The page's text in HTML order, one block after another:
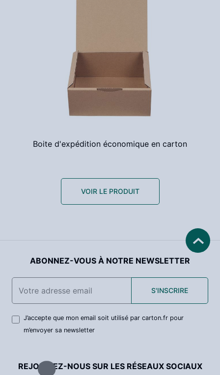
Boite d'expédition économique en carton
VOIR LE PRODUIT
ABONNEZ-VOUS À NOTRE NEWSLETTER
S'INSCRIRE
J’accepte que mon email soit utilisé par carton.fr pour
m’envoyer sa newsletter
REJOIGNEZ-NOUS SUR LES RÉSEAUX SOCIAUX